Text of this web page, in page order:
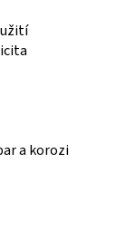
a korozi